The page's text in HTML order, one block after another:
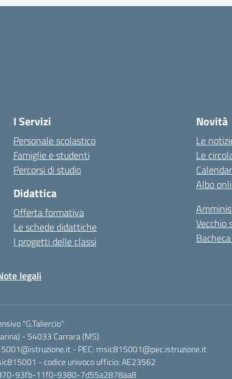
I Servizi
Personale scolastico
Famiglie e studenti
Percorsi di studio
Didattica
Offerta formativa
Le schede didattiche
I progetti delle classi
Novità
Le
Le
Albo
Vecchio
legali
"G.Taliercio"
- 54033 Carrara (MS)
- PEC: msic815001@pec.istruzione.it
- codice univoco ufficio: AE23562
93fb-11f0-9380-7d55a2878aa8